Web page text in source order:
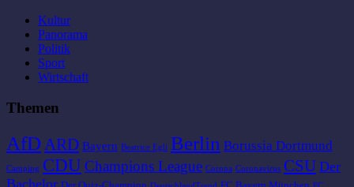
Kultur
Panorama
Politik
Sport
Wirtschaft
Themen
AfD ARD Bayern Beatrice Egli Berlin Borussia Dortmund
Camping CDU Champions League Corona Coronavirus CSU Der
Bachelor